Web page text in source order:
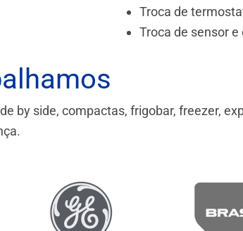
Troca de
Troca de sensor
by side, compactas, frigobar, freezer,